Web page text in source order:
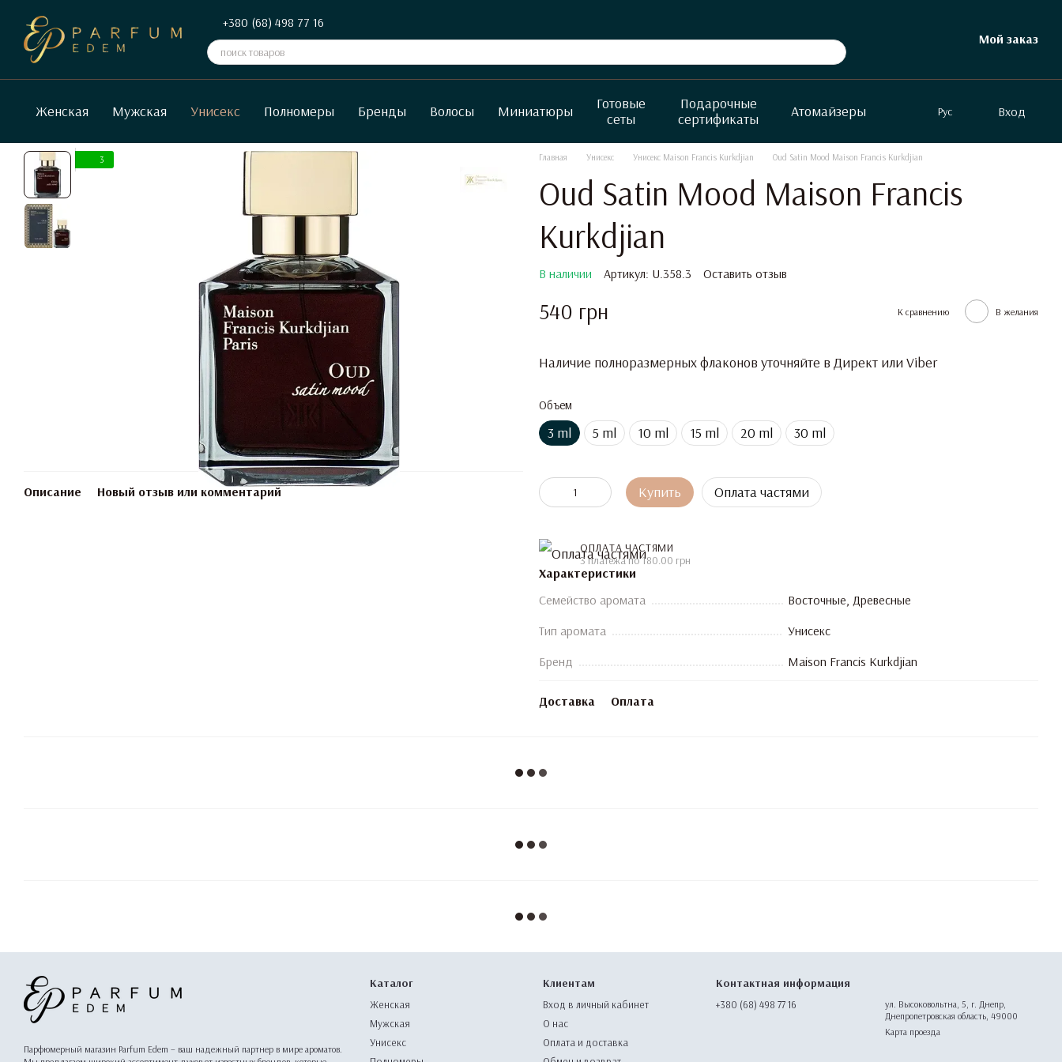
+380 (68) 498 77 16
Мой заказ
Женская Мужская Унисекс Полномеры Бренды Волосы Миниатюры
Готовые
сеты
Подарочные
сертификаты
Атомайзеры Рус Вход
3
Описание Новый отзыв или комментарий
Главная Унисекс Унисекс Maison Francis Kurkdjian Oud Satin Mood Maison Francis Kurkdjian
Oud Satin Mood Maison Francis
Kurkdjian
В наличии Артикул: U.358.3 Оставить отзыв
540 грн К сравнению В желания
Наличие полноразмерных флаконов уточняйте в Директ или Viber
Объем
3 ml 5 ml 10 ml 15 ml 20 ml 30 ml
Купить Оплата частями
ОПЛАТА ЧАСТЯМИ
3 платежа по 180.00 грн
Характеристики
Семейство аромата
Восточные, Древесные
Тип аромата
Унисекс
Бренд
Maison Francis Kurkdjian
Доставка Оплата
Парфюмерный магазин Parfum Edem – ваш надежный партнер в мире ароматов.
Каталог
Женская
Мужская
Унисекс
Клиентам
Вход в личный кабинет
О нас
Оплата и доставка
Контактная информация
+380 (68) 498 77 16
ул. Высоковольтна, 5, г. Днепр,
Днепропетровская область, 49000
Карта проезда